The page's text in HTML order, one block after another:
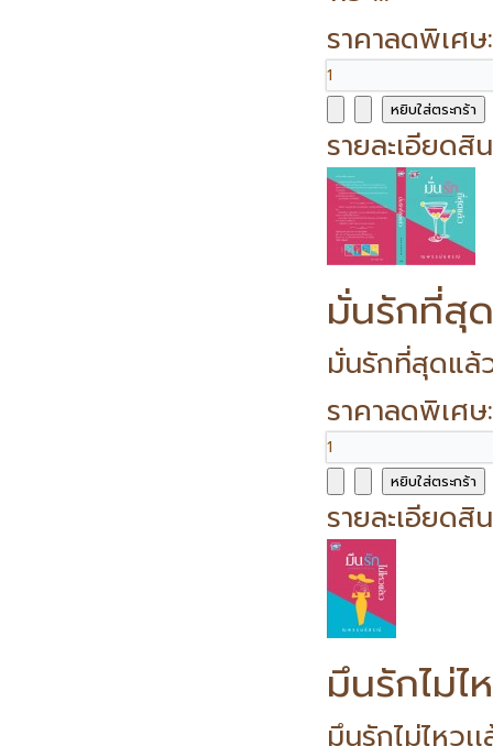
ราคาลดพิเศ
รายละเอียดสิ
มั่นรักที่สุ
มั่นรักที่สุดแ
ราคาลดพิเศ
รายละเอียดสิ
มึนรักไม่ไ
มึนรักไม่ไหว